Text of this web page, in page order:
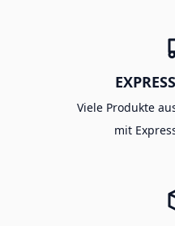
Viele Produkte
mit